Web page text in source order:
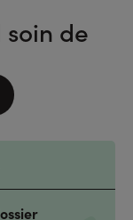
de